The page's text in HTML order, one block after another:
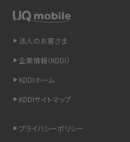
非通知設定とは？184で電話をかける
iCloudの使用容量を減らす9つの方法
リプライ機能とは？LINE、X（旧Twitter
インスタのDMの送り方は？便利機能
法人のお客さま
企業情報（KDDI）
KDDIホーム
KDDIサイトマップ
プライバシーポリシー